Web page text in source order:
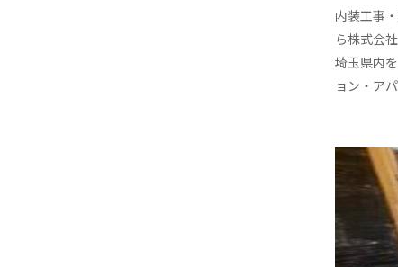
内装工事
ら株式会
埼玉県内
ョン・ア